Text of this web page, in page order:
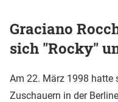
Graciano
sich "Rocky"
Am 22. März 1998 hatte
Zuschauern in der